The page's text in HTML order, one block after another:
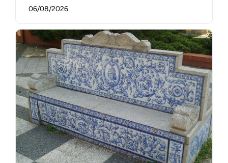
06/08/2026